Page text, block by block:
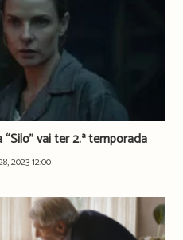
vai ter 2.ª temporada
2023 12:00